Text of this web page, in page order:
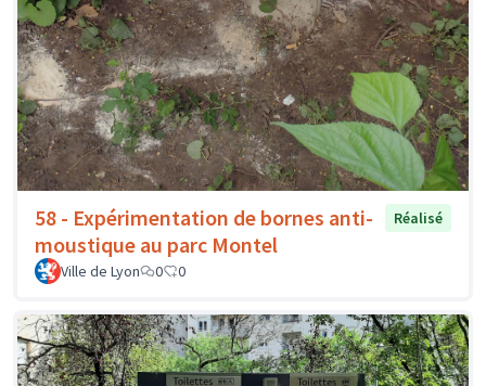
58 - Expérimentation de bornes anti-
moustique au parc Montel
Réalisé
Ville de Lyon 0 0